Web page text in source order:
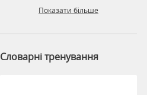
Показати більше
Словарні тренування